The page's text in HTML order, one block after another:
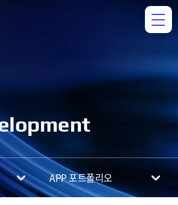
APP 포트폴리오